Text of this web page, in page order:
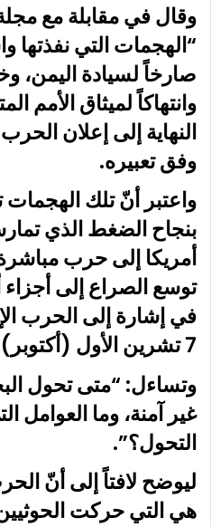
وقال في مقابلة مع
“الهجمات التي نفذتها
صارخاً لسيادة اليمن،
وانتهاكاً لميثاق الأمم
النهاية إلى إعلان
وفق تعبيره.
واعتبر أنّ تلك
بنجاح الضغط الذي
أمريكا إلى حرب
توسع الصراع إلى
في إشارة إلى الحرب
7 تشرين الأول (أكتوبر) في قطاع غزة.
وتساءل: “متى تحول
غير آمنة، وما
التحول؟”.
ليوضح لافتاً إلى أنّ
هي التي حركت